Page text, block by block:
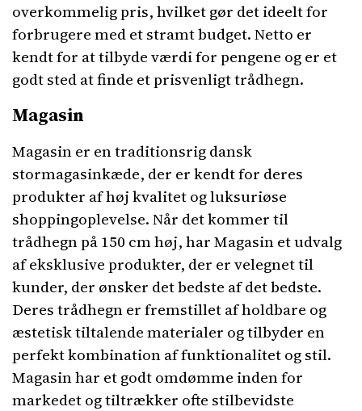
overkommelig pris, hvilket gør det ideelt for
forbrugere med et stramt budget. Netto er
kendt for at tilbyde værdi for pengene og er et
godt sted at finde et prisvenligt trådhegn.
Magasin
Magasin er en traditionsrig dansk
stormagasinkæde, der er kendt for deres
produkter af høj kvalitet og luksuriøse
shoppingoplevelse. Når det kommer til
trådhegn på 150 cm høj, har Magasin et udvalg
af eksklusive produkter, der er velegnet til
kunder, der ønsker det bedste af det bedste.
Deres trådhegn er fremstillet af holdbare og
æstetisk tiltalende materialer og tilbyder en
perfekt kombination af funktionalitet og stil.
Magasin har et godt omdømme inden for
markedet og tiltrækker ofte stilbevidste